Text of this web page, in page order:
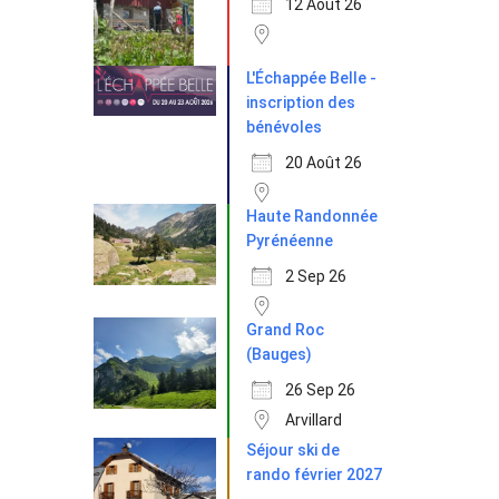
12 Août 26
L'Échappée Belle -
inscription des
bénévoles
20 Août 26
Haute Randonnée
Pyrénéenne
2 Sep 26
Grand Roc
(Bauges)
26 Sep 26
Arvillard
Séjour ski de
rando février 2027